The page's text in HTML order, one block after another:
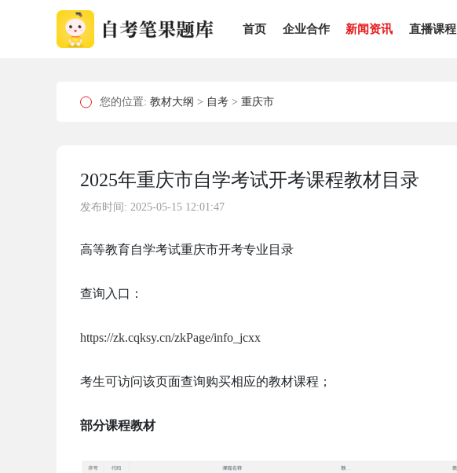
首页 企业合作 新闻资讯 直播课程
您的位置: 教材大纲 > 自考 > 重庆市
2025年重庆市自学考试开考课程教材目录
发布时间: 2025-05-15 12:01:47
高等教育自学考试重庆市开考专业目录
查询入口：
https://zk.cqksy.cn/zkPage/info_jcxx
考生可访问该页面查询购买相应的教材课程；
部分课程教材